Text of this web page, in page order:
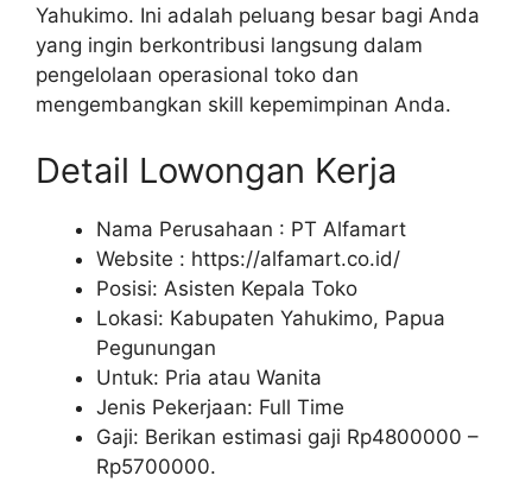
Yahukimo. Ini adalah peluang besar bagi Anda
yang ingin berkontribusi langsung dalam
pengelolaan operasional toko dan
mengembangkan skill kepemimpinan Anda.
Detail Lowongan Kerja
Nama Perusahaan : PT Alfamart
Website : https://alfamart.co.id/
Posisi: Asisten Kepala Toko
Lokasi: Kabupaten Yahukimo, Papua
Pegunungan
Untuk: Pria atau Wanita
Jenis Pekerjaan: Full Time
Gaji: Berikan estimasi gaji Rp4800000 –
Rp5700000.